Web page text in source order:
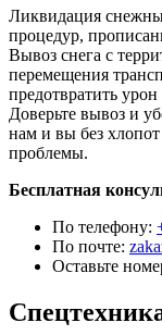
Ликвидация
процедур,
Вывоз снега с
перемещения
предотвратить
Доверьте вывоз и
нам и вы без
проблемы.
Бесплатная
По телефону:
По почте:
Оставьте